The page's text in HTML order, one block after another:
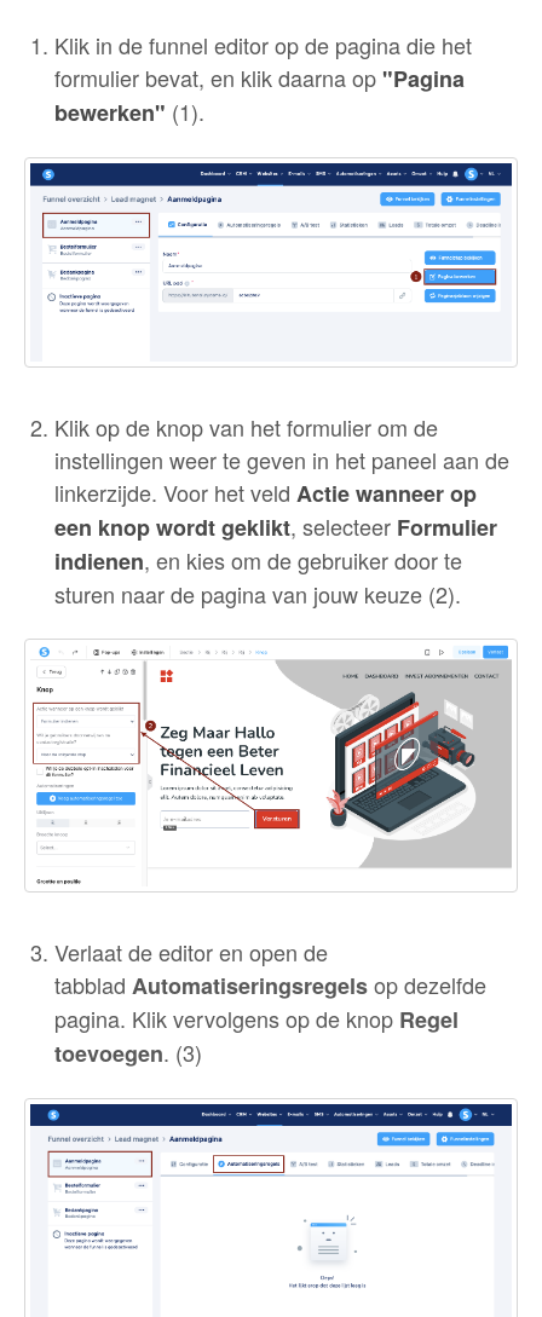
Klik in de funnel editor op de pagina die het
formulier bevat, en klik daarna op "Pagina
bewerken" (1).
Klik op de knop van het formulier om de
instellingen weer te geven in het paneel aan de
linkerzijde. Voor het veld Actie wanneer op
een knop wordt geklikt, selecteer Formulier
indienen, en kies om de gebruiker door te
sturen naar de pagina van jouw keuze (2).
Verlaat de editor en open de
tabblad Automatiseringsregelsop dezelfde
pagina. Klik vervolgens op de knop Regel
toevoegen. (3)